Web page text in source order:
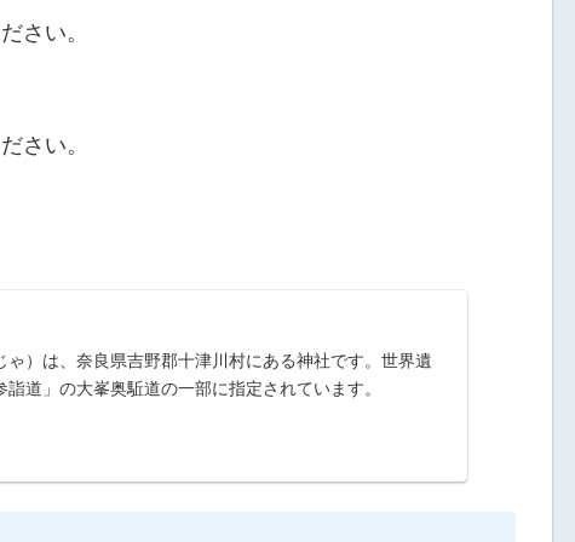
さい。
さい。
ゃ）は、奈良県吉野郡十津川村にある神社です。世界遺
道」の大峯奥駈道の一部に指定されています。